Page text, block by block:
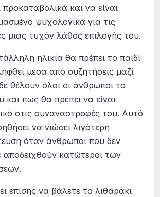
προκαταβολικά και να είναι
ψυχολογικά για τις
μιας τυχόν λάθος επιλογής του.
ηλικία θα πρέπει το παιδί
μέσα από συζητήσεις μαζί
θέλουν όλοι οι άνθρωποι το
και πως θα πρέπει να είναι
στις συναναστροφές του. Αυτό
να νιώσει λιγότερη
όταν άνθρωποι που δεν
αποδειχθούν κατώτεροι των
επίσης να βάλετε το λιθαράκι